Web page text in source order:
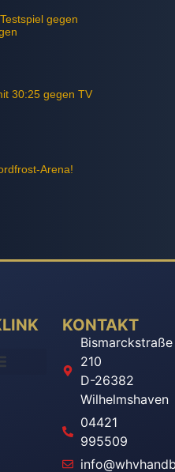
gegen
30:25 gegen TV
Arena!
KONTAKT
Bismarckstraße
210
D-26382
Wilhelmshaven
04421
995509